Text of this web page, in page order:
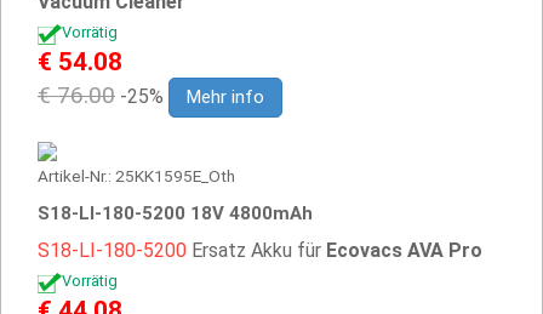
Vorrätig
€ 54.08
€ 76.00 -25% Mehr info
Artikel-Nr.: 25KK1595E_Oth
S18-LI-180-5200 18V 4800mAh
S18-LI-180-5200 Ersatz Akku für Ecovacs AVA Pro
Vorrätig